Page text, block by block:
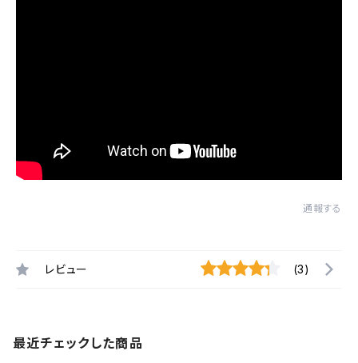
通報する
レビュー (3)
最近チェックした商品